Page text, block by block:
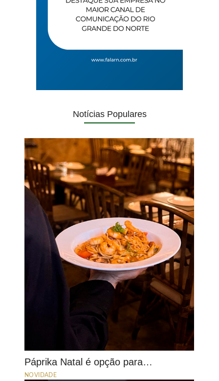
Notícias Populares
Páprika Natal é opção para…
NOVIDADE